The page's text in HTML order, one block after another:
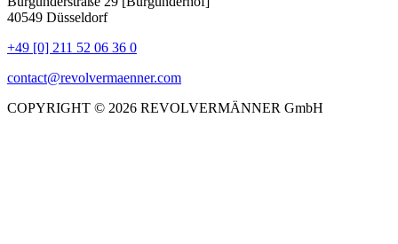
40549 Düsseldorf
+49 [0] 211 52 06 36 0
contact@revolvermaenner.com
COPYRIGHT © 2026 REVOLVERMÄNNER GmbH